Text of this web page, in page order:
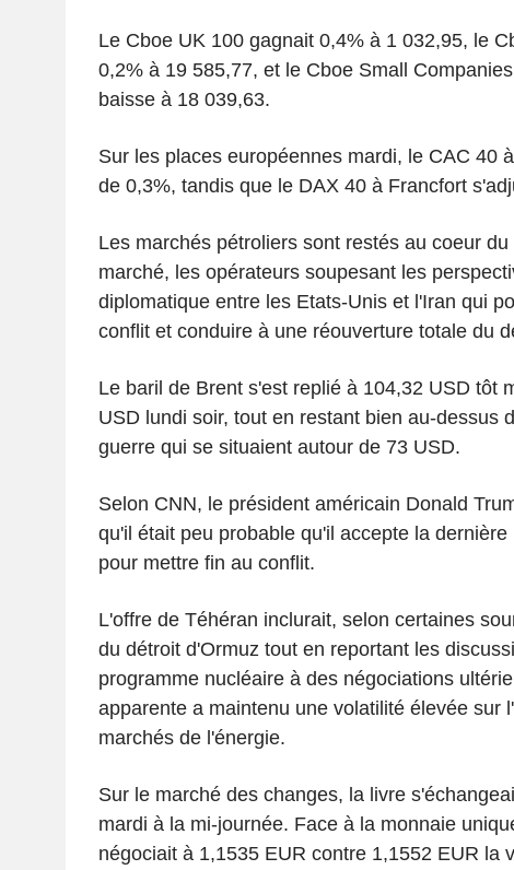
Le Cboe UK 100 gagnait 0,4% à 1 032,95, le
0,2% à 19 585,77, et le Cboe Small
baisse à 18 039,63.
Sur les places européennes mardi, le CAC 40
de 0,3%, tandis que le DAX 40 à Francfort
Les marchés pétroliers sont restés au coeur
marché, les opérateurs soupesant les
diplomatique entre les Etats-Unis et l'Iran qui
conflit et conduire à une réouverture totale du
Le baril de Brent s'est replié à 104,32 USD tôt
USD lundi soir, tout en restant bien au-dessus
guerre qui se situaient autour de 73 USD.
Selon CNN, le président américain Donald
qu'il était peu probable qu'il accepte la
pour mettre fin au conflit.
L'offre de Téhéran inclurait, selon certaines
du détroit d'Ormuz tout en reportant les
programme nucléaire à des négociations
apparente a maintenu une volatilité élevée sur
marchés de l'énergie.
Sur le marché des changes, la livre
mardi à la mi-journée. Face à la monnaie
négociait à 1,1535 EUR contre 1,1552 EUR la